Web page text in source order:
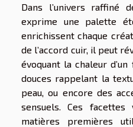
Dans l’univers raffiné
exprime une palette
enrichissent chaque
de l’accord cuir, il peut
évoquant la chaleur
douces rappelant la
peau, ou encore des
sensuels. Ces
matières premières